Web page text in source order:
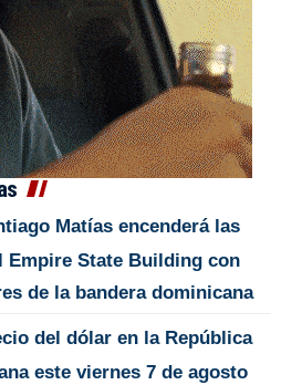
Matías encenderá las
Empire State Building con
de la bandera dominicana
del dólar en la República
este viernes 7 de agosto